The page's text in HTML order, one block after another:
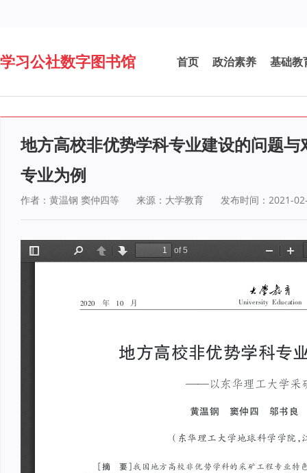
学习公社数字图书馆 首页 政治素养 基础教
地方高校非优势学科专业建设的问题
专业为例
作者：黄温钢 窦仲四等 来源：大学教育 发布时间：2021-